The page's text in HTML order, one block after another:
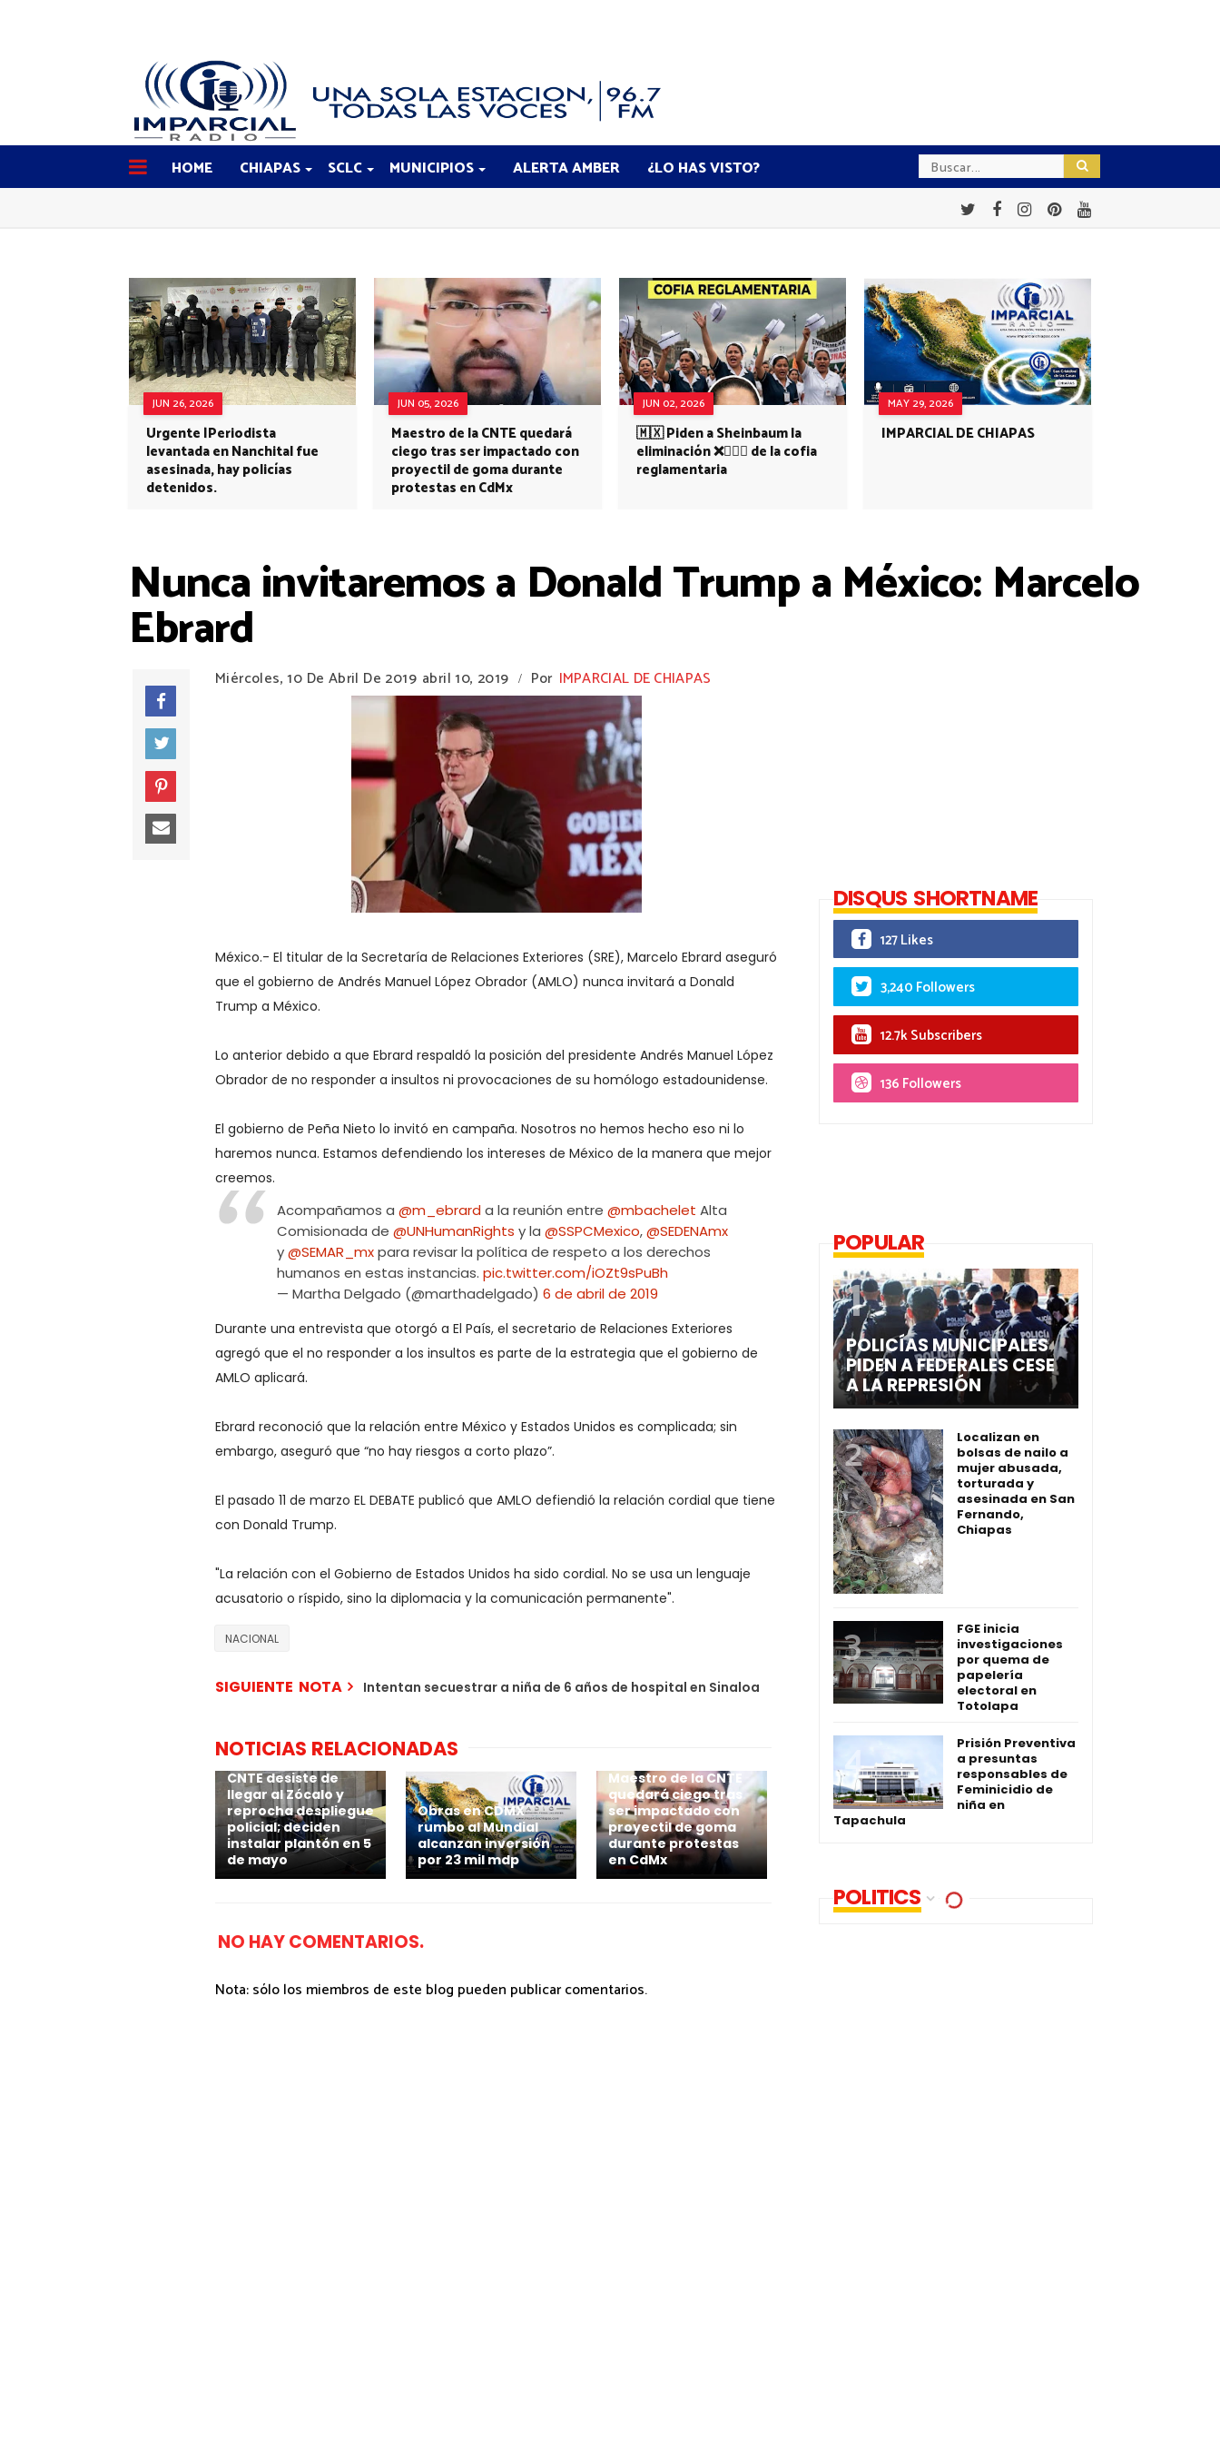
HOME CHIAPAS SCLC MUNICIPIOS ALERTA AMBER ¿LO HAS VISTO?
JUN 26, 2026
Urgente |Periodista
levantada en Nanchital fue
asesinada, hay policías
detenidos.
JUN 05, 2026
Maestro de la CNTE quedará
ciego tras ser impactado con
proyectil de goma durante
protestas en CdMx
JUN 02, 2026
🇲🇽 Piden a Sheinbaum la
eliminación ❌👩🏻‍⚕️ de la cofia
reglamentaria
MAY 29, 2026
IMPARCIAL DE CHIAPAS
Nunca invitaremos a Donald Trump a México: Marcelo
Ebrard
Miércoles, 10 De Abril De 2019 abril 10, 2019 / Por IMPARCIAL DE CHIAPAS
México.- El titular de la Secretaría de Relaciones Exteriores (SRE), Marcelo Ebrard aseguró
que el gobierno de Andrés Manuel López Obrador (AMLO) nunca invitará a Donald
Trump a México.
Lo anterior debido a que Ebrard respaldó la posición del presidente Andrés Manuel López
Obrador de no responder a insultos ni provocaciones de su homólogo estadounidense.
El gobierno de Peña Nieto lo invitó en campaña. Nosotros no hemos hecho eso ni lo
haremos nunca. Estamos defendiendo los intereses de México de la manera que mejor
creemos.
Acompañamos a @m_ebrarda la reunión entre @mbachelet Alta
Comisionada de @UNHumanRights y la @SSPCMexico,@SEDENAmx
y@SEMAR_mxpara revisar la política de respeto a los derechos
humanos en estas instancias. pic.twitter.com/iOZt9sPuBh
— Martha Delgado (@marthadelgado) 6 de abril de 2019
Durante una entrevista que otorgó a El País, el secretario de Relaciones Exteriores
agregó que el no responder a los insultos es parte de la estrategia que el gobierno de
AMLO aplicará.
Ebrard reconoció que la relación entre México y Estados Unidos es complicada; sin
embargo, aseguró que “no hay riesgos a corto plazo”.
El pasado 11 de marzo EL DEBATE publicó que AMLO defiendió la relación cordial que tiene
con Donald Trump.
"La relación con el Gobierno de Estados Unidos ha sido cordial. No se usa un lenguaje
acusatorio o ríspido, sino la diplomacia y la comunicación permanente".
NACIONAL
SIGUIENTE NOTA Intentan secuestrar a niña de 6 años de hospital en Sinaloa
NOTICIAS RELACIONADAS
CNTE desiste de
llegar al Zócalo y
reprocha despliegue
policial; deciden
instalar plantón en 5
de mayo
Obras en CDMX
rumbo al Mundial
alcanzan inversión
por 23 mil mdp
Maestro de la CNTE
quedará ciego tras
ser impactado con
proyectil de goma
durante protestas
en CdMx
NO HAY COMENTARIOS.
Nota: sólo los miembros de este blog pueden publicar comentarios.
DISQUS SHORTNAME
127 Likes
3,240 Followers
12.7k Subscribers
136 Followers
POPULAR
POLICÍAS MUNICIPALES
PIDEN A FEDERALES CESE
A LA REPRESIÓN
Localizan en
bolsas de nailo a
mujer abusada,
torturada y
asesinada en San
Fernando,
Chiapas
FGE inicia
investigaciones
por quema de
papelería
electoral en
Totolapa
Prisión Preventiva
a presuntas
responsables de
Feminicidio de
niña en
Tapachula
POLITICS